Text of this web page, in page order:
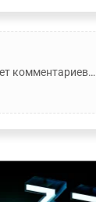
комментариев…